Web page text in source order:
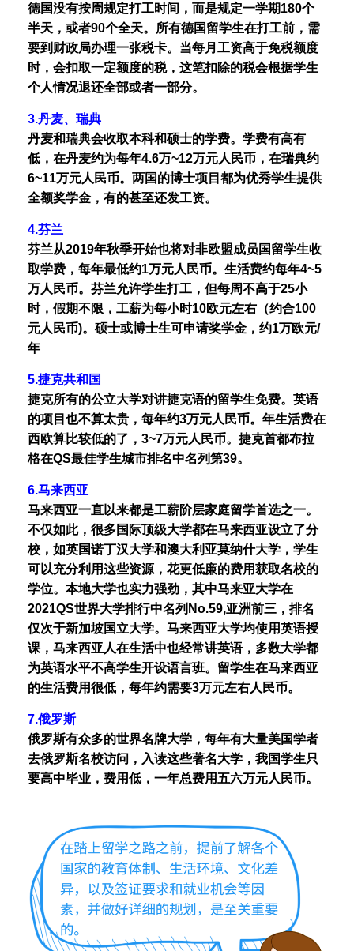
德国没有按周规定打工时间，而是规定一学期180个
半天，或者90个全天。所有德国留学生在打工前，需
要到财政局办理一张税卡。当每月工资高于免税额度
时，会扣取一定额度的税，这笔扣除的税会根据学生
个人情况退还全部或者一部分。
3.丹麦、瑞典
丹麦和瑞典会收取本科和硕士的学费。学费有高有
低，在丹麦约为每年4.6万~12万元人民币，在瑞典约
6~11万元人民币。两国的博士项目都为优秀学生提供
全额奖学金，有的甚至还发工资。
4.芬兰
芬兰从2019年秋季开始也将对非欧盟成员国留学生收
取学费，每年最低约1万元人民币。生活费约每年4~5
万人民币。芬兰允许学生打工，但每周不高于25小
时，假期不限，工薪为每小时10欧元左右（约合100
元人民币)。硕士或博士生可申请奖学金，约1万欧元/
年
5.捷克共和国
捷克所有的公立大学对讲捷克语的留学生免费。英语
的项目也不算太贵，每年约3万元人民币。年生活费在
西欧算比较低的了，3~7万元人民币。捷克首都布拉
格在QS最佳学生城市排名中名列第39。
6.马来西亚
马来西亚一直以来都是工薪阶层家庭留学首选之一。
不仅如此，很多国际顶级大学都在马来西亚设立了分
校，如英国诺丁汉大学和澳大利亚莫纳什大学，学生
可以充分利用这些资源，花更低廉的费用获取名校的
学位。本地大学也实力强劲，其中马来亚大学在
2021QS世界大学排行中名列No.59,亚洲前三，排名
仅次于新加坡国立大学。马来西亚大学均使用英语授
课，马来西亚人在生活中也经常讲英语，多数大学都
为英语水平不高学生开设语言班。留学生在马来西亚
的生活费用很低，每年约需要3万元左右人民币。
7.俄罗斯
俄罗斯有众多的世界名牌大学，每年有大量美国学者
去俄罗斯名校访问，入读这些著名大学，我国学生只
要高中毕业，费用低，一年总费用五六万元人民币。